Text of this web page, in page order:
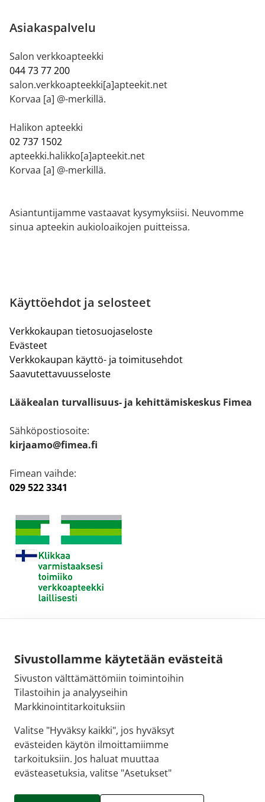
Sivustollamme käytetään evästeitä
Sivuston välttämättömiin toimintoihin
Tilastoihin ja analyyseihin
Markkinointitarkoituksiin
Valitse "Hyväksy kaikki", jos hyväksyt
evästeiden käytön ilmoittamiimme
tarkoituksiin. Jos haluat muuttaa
evästeasetuksia, valitse "Asetukset"
Asiakaspalvelu
Salon verkkoapteekki
044 73 77 200
salon.verkkoapteekki[a]apteekit.net
Korvaa [a] @-merkillä.
Halikon apteekki
02 737 1502
apteekki.halikko[a]apteekit.net
Korvaa [a] @-merkillä.
Asiantuntijamme vastaavat kysymyksiisi. Neuvomme
sinua apteekin aukioloaikojen puitteissa.
Käyttöehdot ja selosteet
Verkkokaupan tietosuojaseloste
Evästeet
Verkkokaupan käyttö- ja toimitusehdot
Saavutettavuusseloste
Lääkealan turvallisuus- ja kehittämiskeskus Fimea
Sähköpostiosoite:
kirjaamo@fimea.fi
Fimean vaihde:
029 522 3341